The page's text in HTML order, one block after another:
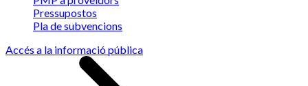
Pressupostos
Pla de subvencions
Accés a la informació pública